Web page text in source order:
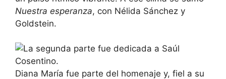
Nuestra esperanza, con Nélida Sánchez y
Goldstein.
Diana María fue parte del homenaje y, fiel a su